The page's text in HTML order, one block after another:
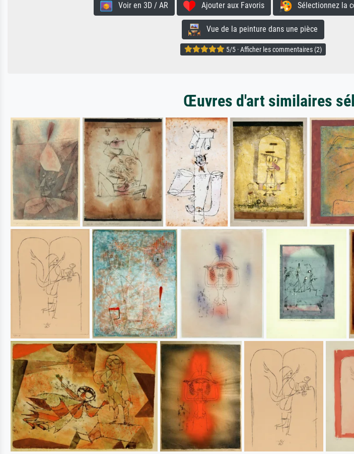
Voir en 3D / AR Ajouter aux Favoris Sélectionnez la
Vue de la peinture dans une pièce
5/5 · Afficher les commentaires (2)
Œuvres d'art similaires